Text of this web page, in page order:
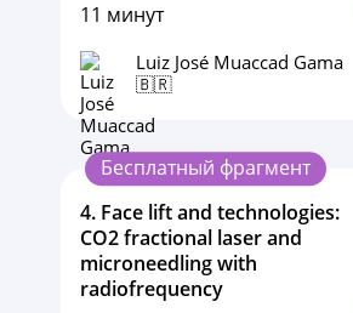
11 минут
Luiz José Muaccad Gama
🇧🇷
Бесплатный фрагмент
4. Face lift and technologies:
CO2 fractional laser and
microneedling with
radiofrequency